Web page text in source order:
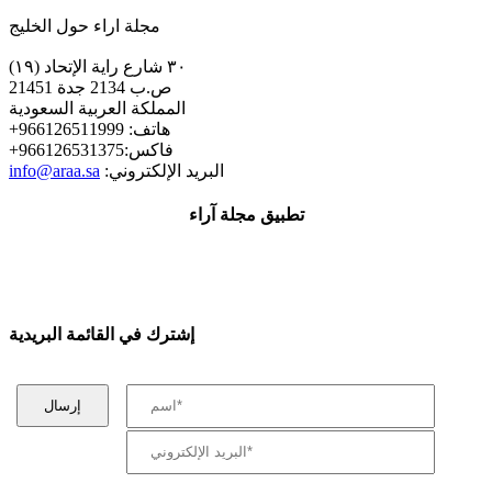
مجلة اراء حول الخليج
٣٠ شارع راية الإتحاد (١٩)
ص.ب 2134 جدة 21451
المملكة العربية السعودية
+هاتف: 966126511999
+فاكس:966126531375
info@araa.sa :البريد الإلكتروني
تطبيق مجلة آراء
إشترك في القائمة البريدية